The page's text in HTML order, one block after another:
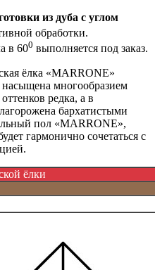
из дуба с углом
обработки.
в 600 выполняется под заказ.
ёлка «MARRONE»
насыщена многообразием
редка, а в
бархатистыми
пол «MARRONE»,
гармонично сочетаться с
ёлки